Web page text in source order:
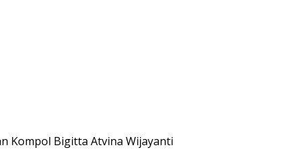
Kompol Bigitta Atvina Wijayanti